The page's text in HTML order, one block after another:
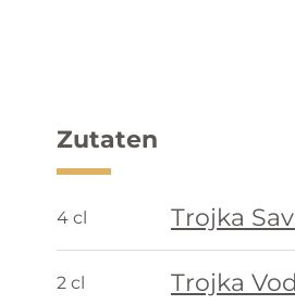
Zutaten
4 cl Trojka
2 cl Trojka